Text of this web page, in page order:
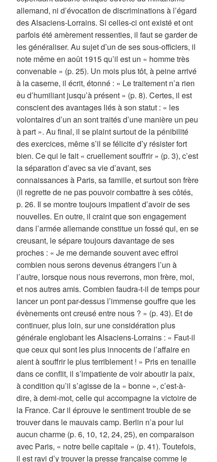
allemand, ni d’évocation de discriminations à l’égard
des Alsaciens-Lorrains. Si celles-ci ont existé et ont
parfois été amèrement ressenties, il faut se garder de
les généraliser. Au sujet d’un de ses sous-officiers, il
note même en août 1915 qu’il est un « homme très
convenable » (p. 25). Un mois plus tôt, à peine arrivé
à la caserne, il écrit, étonné : « Le traitement n’a rien
eu d’humiliant jusqu’à présent » (p. 8). Certes, il est
conscient des avantages liés à son statut : « les
volontaires d’un an sont traités d’une manière un peu
à part ». Au final, il se plaint surtout de la pénibilité
des exercices, même s’il se félicite d’y résister fort
bien. Ce qui le fait « cruellement souffrir » (p. 3), c’est
la séparation d’avec sa vie d’avant, ses
connaissances à Paris, sa famille, et surtout son frère
(il regrette de ne pas pouvoir combattre à ses côtés,
p. 26. Il se montre toujours impatient d’avoir de ses
nouvelles. En outre, il craint que son engagement
dans l’armée allemande constitue un fossé qui, en se
creusant, le sépare toujours davantage de ses
proches : « Je me demande souvent avec effroi
combien nous serons devenus étrangers l’un à
l’autre, lorsque nous nous reverrons, mon frère, moi,
et nos autres amis. Combien faudra-t-il de temps pour
lancer un pont par-dessus l’immense gouffre que les
évènements ont creusé entre nous ? » (p. 43). Et de
continuer, plus loin, sur une considération plus
générale englobant les Alsaciens-Lorrains : « Faut-il
que ceux qui sont les plus innocents de l’affaire en
aient à souffrir le plus terriblement ! » Pris en tenaille
dans ce conflit, il s’impatiente de voir aboutir la paix,
à condition qu’il s’agisse de la « bonne », c’est-à-
dire, à demi-mot, celle qui accompagne la victoire de
la France. Car il éprouve le sentiment trouble de se
trouver dans le mauvais camp. Berlin n’a pour lui
aucun charme (p. 6, 10, 12, 24, 25), en comparaison
avec Paris, « notre belle capitale » (p. 41). Toutefois,
il est ravi d’y trouver la presse française comme le